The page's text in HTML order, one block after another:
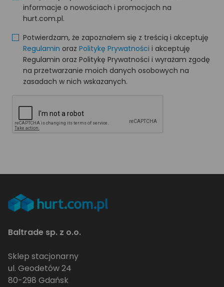
informacje o nowościach i promocjach na
hurt.com.pl.
Potwierdzam, że zapoznałem się z treścią i akceptuję
Regulamin oraz Politykę Prywatności i akceptuję
Regulamin oraz Politykę Prywatności i wyrażam zgodę
na przetwarzanie moich danych osobowych na
zasadach w nich wskazanych.
Baltrade sp. z o.o.
Sklep stacjonarny
ul. Geodetów 24
80-298 Gdańsk